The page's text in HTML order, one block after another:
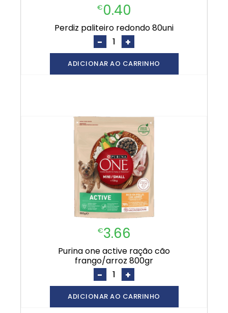
€0.40
perdiz paliteiro redondo 80uni
- +
ADICIONAR AO CARRINHO
€3.66
purina one active ração cão
frango/arroz 800gr
- +
ADICIONAR AO CARRINHO